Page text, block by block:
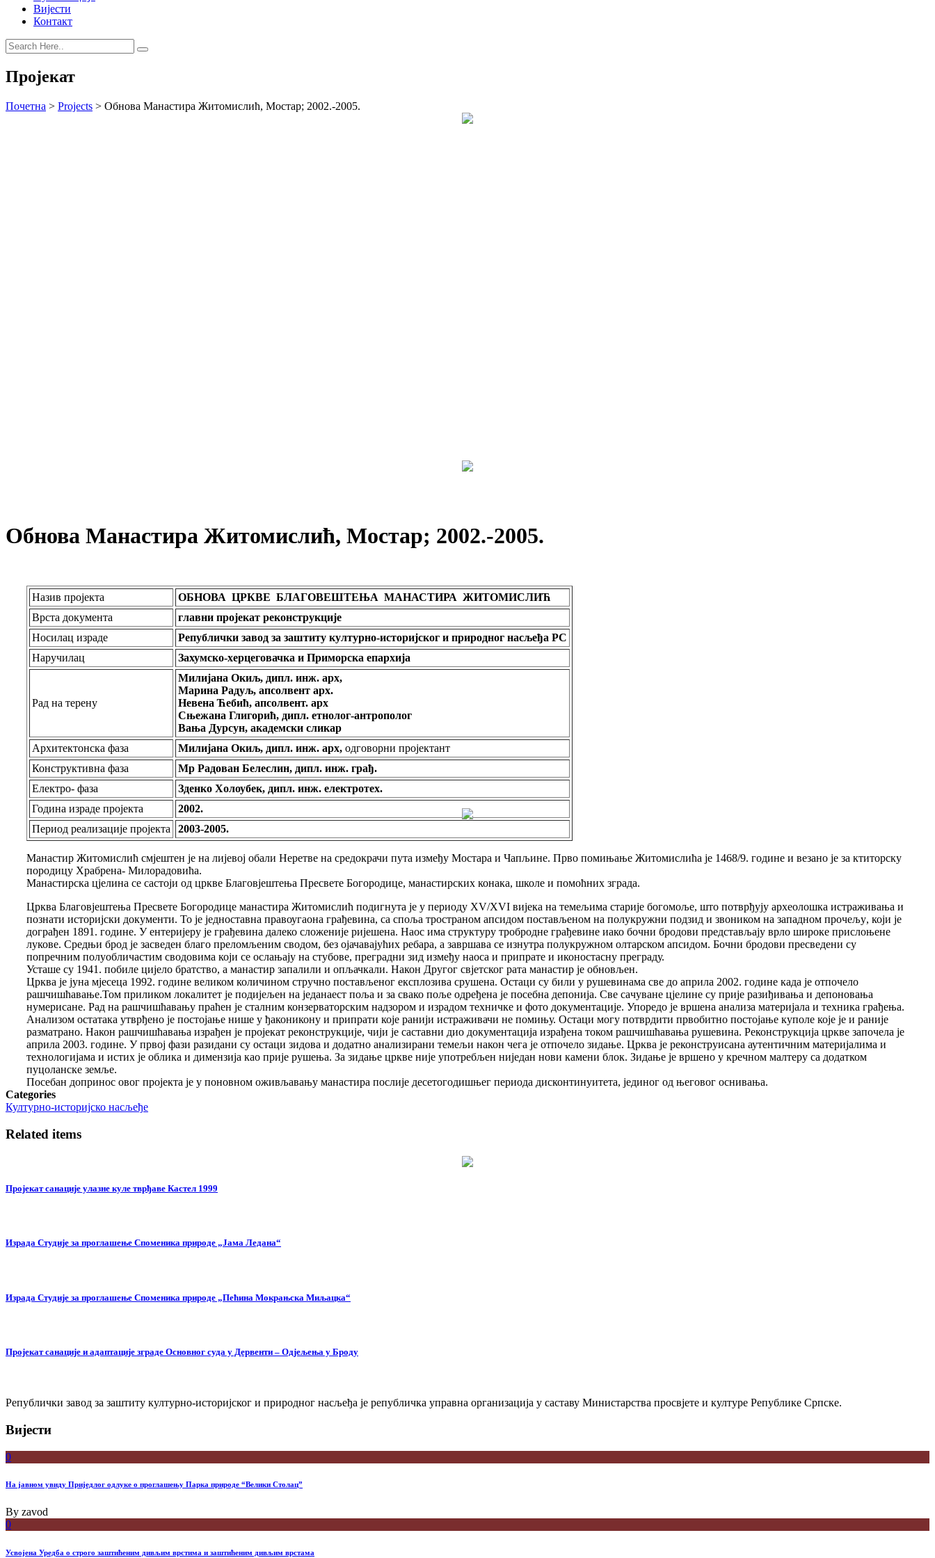
Вијести
Контакт
Пројекат
Почетна > Projects > Обнова Манастира Житомислић, Мостар; 2002.-2005.
Обнова Манастира Житомислић, Мостар; 2002.-2005.
Назив пројекта
ОБНОВА ЦРКВЕ БЛАГОВЕШТЕЊА МАНАСТИРА ЖИТОМИСЛИЋ
Врста документа
главни пројекат реконструкције
Носилац израде
Републички завод за заштиту културно-историјског и природног насљеђа РС
Наручилац
Захумско-херцеговачка и Приморска епархија
Рад на терену
Милијана Окиљ, дипл. инж. арх,
Марина Радуљ, апсолвент арх.
Невена Ћебић, апсолвент. арх
Сњежана Глигорић, дипл. етнолог-антрополог
Вања Дурсун, академски сликар
Архитектонска фаза
Милијана Окиљ, дипл. инж. арх, одговорни пројектант
Конструктивна фаза
Мр Радован Белеслин, дипл. инж. грађ.
Електро- фаза
Зденко Холоубек, дипл. инж. електротех.
Година израде пројекта
2002.
Период реализације пројекта
2003-2005.
Манастир Житомислић смјештен је на лијевој обали Неретве на средокрачи пута између Мостара и Чапљине. Прво помињање Житомислића је 1468/9. године и везано је за ктиторску
породицу Храбрена- Милорадовића.
Манастирска цјелина се састоји од цркве Благовјештења Пресвете Богородице, манастирских конака, школе и помоћних зграда.
Црква Благовјештења Пресвете Богородице манастира Житомислић подигнута је у периоду XV/XVI вијека на темељима старије богомоље, што потврђују археолошка истраживања и
познати историјски документи. То је једноставна правоугаона грађевина, са споља тространом апсидом постављеном на полукружни подзид и звоником на западном прочељу, који је
дограђен 1891. године. У ентеријеру је грађевина далеко сложеније ријешена. Наос има структуру тробродне грађевине иако бочни бродови представљају врло широке прислоњене
лукове. Средњи брод је засведен благо преломљеним сводом, без ојачавајућих ребара, а завршава се изнутра полукружном олтарском апсидом. Бочни бродови пресведени су
попречним полуобличастим сводовима који се ослањају на стубове, преградни зид између наоса и припрате и иконостасну преграду.
Усташе су 1941. побиле цијело братство, а манастир запалили и опљачкали. Након Другог свјетског рата манастир је обновљен.
Црква је јуна мјесеца 1992. године великом количином стручно постављеног експлозива срушена. Остаци су били у рушевинама све до априла 2002. године када је отпочело
рашчишћавање.Том приликом локалитет је подијељен на једанаест поља и за свако поље одређена је посебна депонија. Све сачуване цјелине су прије разиђивања и депоновања
нумерисане. Рад на рашчишћавању праћен је сталним конзерваторским надзором и израдом техничке и фото документације. Упоредо је вршена анализа материјала и техника грађења.
Анализом остатака утврђено је постојање нише у ђаконикону и припрати које ранији истраживачи не помињу. Остаци могу потврдити првобитно постојање куполе које је и раније
разматрано. Након рашчишћавања израђен је пројекат реконструкције, чији је саставни дио документацијa израђена током рашчишћавања рушевина. Реконструкција цркве започела је
априла 2003. године. У првој фази разидани су остаци зидова и додатно анализирани темељи након чега је отпочело зидање. Црква је реконструисана аутентичним материјалима и
технологијама и истих је облика и димензија као прије рушења. За зидање цркве није употребљен ниједан нови камени блок. Зидање је вршено у кречном малтеру са додатком
пуцоланске земље.
Посебан допринос овог пројекта је у поновном оживљавању манастира послије десетогодишњег периода дисконтинуитета, јединог од његовог оснивања.
Categories
Културно-историјско насљеђе
Related items
Пројекат санације улазне куле тврђаве Кастел 1999
Израда Студије за проглашење Споменика природе „Јама Ледана“
Израда Студије за проглашење Споменика природе „Пећина Мокрањска Миљацка“
Пројекат санације и адаптације зграде Основног суда у Дервенти – Одјељења у Броду
Републички завод за заштиту културно-историјског и природног насљеђа је републичка управна организација у саставу Министарства просвјете и културе Републике Српске.
Вијести
0
На јавном увиду Приједлог oдлуке о проглашењу Парка природе “Велики Столац”
By zavod
0
Усвојена Уредба о строго заштићеним дивљим врстима и заштићеним дивљим врстама